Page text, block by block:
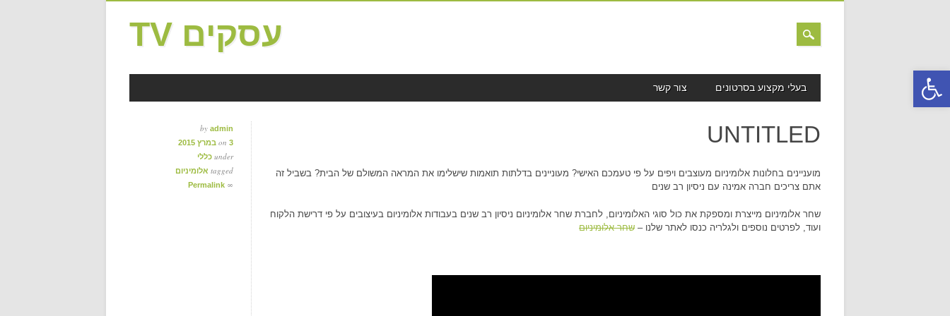
פתח סרגל נגישות
עסקים TV
MAIN MENU
בעלי מקצוע בסרטונים צור קשר
by admin
on 3 במרץ 2015
under כללי
tagged אלומיניום
∞
Permalink
UNTITLED
מועניינים בחלונות אלומיניום מעוצבים ויפים על פי טעמכם האישי? מעוניינים בדלתות תואמות שישלימו את המראה המשולם של הבית? בשביל זה
אתם צריכים חברה אמינה עם ניסיון רב שנים
שחר אלומיניום מייצרת ומספקת את כול סוגי האלומיניום, לחברת שחר אלומיניום ניסיון רב שנים בעבודות אלומיניום בעיצובים על פי דרישת הלקוח
ועוד, לפרטים נוספים ולגלריה כנסו לאתר שלנו – שחר אלומיניום